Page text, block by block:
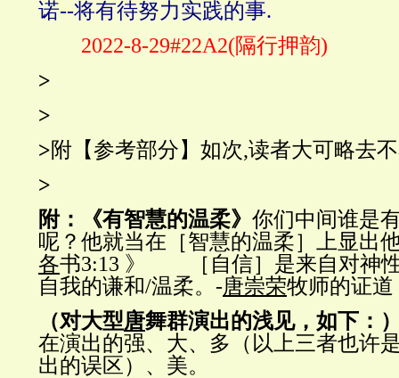
诺--将有待努力实践的事.
2022-8-29#22A2(隔行押韵)
>
>
>附【参考部分】如次,读者大可略去
>
附：《有智慧的温柔》 你们中间谁是
呢？他就当在［智慧的温柔］上显出
各书3:13 》 ［自信］是来自对神
自我的谦和/温柔。-唐崇荣牧师的证道
（对大型唐舞群演出的浅见，如下：
在演出的强、大、多（以上三者也许
出的误区）、美。